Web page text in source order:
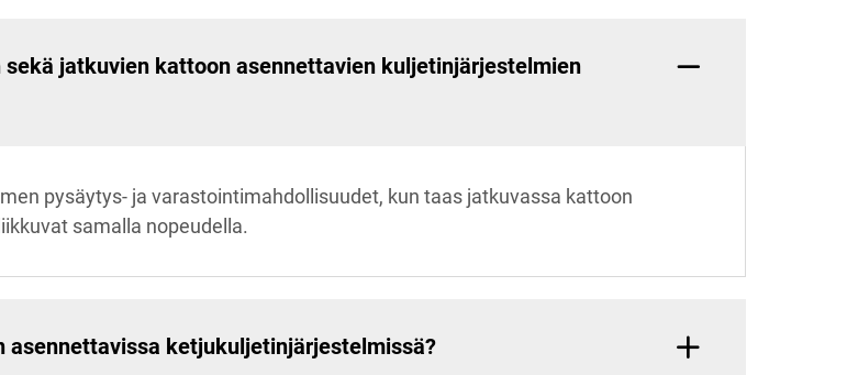
jatkuvien kattoon asennettavien kuljetinjärjestelmien
pysäytys- ja varastointimahdollisuudet, kun taas jatkuvassa kattoon
samalla nopeudella.
ketjukuljetinjärjestelmissä?